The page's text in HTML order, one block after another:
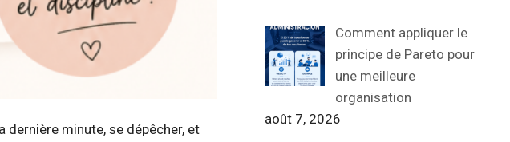
dernière minute, se dépêcher, et
Comment appliquer le
principe de Pareto pour
une meilleure
organisation
août 7, 2026